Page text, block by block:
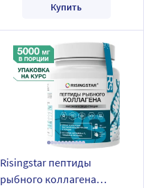
Купить
Risingstar пептиды
рыбного коллагена